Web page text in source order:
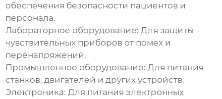
обеспечения безопасности пациентов и
персонала.
Лабораторное оборудование: Для защиты
чувствительных приборов от помех и
перенапряжений.
Промышленное оборудование: Для питания
станков, двигателей и других устройств.
Электроника: Для питания электронных